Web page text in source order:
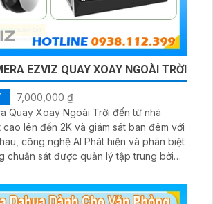
EZVIZ QUAY XOAY NGOÀI TRỜI
7,000,000 ₫
Quay Xoay Ngoài Trời đến từ nhà
cao lên đến 2K và giám sát ban đêm với
công nghệ AI Phát hiện và phân biệt
chuẩn sát được quản lý tập trung bởi